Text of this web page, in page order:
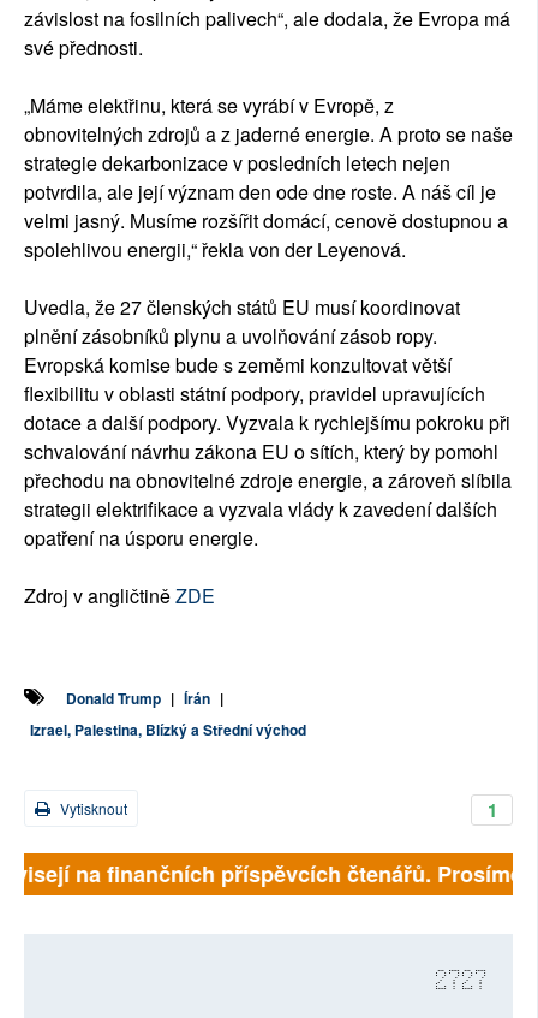
závislost na fosilních palivech“, ale dodala, že Evropa má
své přednosti.
„Máme elektřinu, která se vyrábí v Evropě, z
obnovitelných zdrojů a z jaderné energie. A proto se naše
strategie dekarbonizace v posledních letech nejen
potvrdila, ale její význam den ode dne roste. A náš cíl je
velmi jasný. Musíme rozšířit domácí, cenově dostupnou a
spolehlivou energii,“ řekla von der Leyenová.
Uvedla, že 27 členských států EU musí koordinovat
plnění zásobníků plynu a uvolňování zásob ropy.
Evropská komise bude s zeměmi konzultovat větší
flexibilitu v oblasti státní podpory, pravidel upravujících
dotace a další podpory. Vyzvala k rychlejšímu pokroku při
schvalování návrhu zákona EU o sítích, který by pomohl
přechodu na obnovitelné zdroje energie, a zároveň slíbila
strategii elektrifikace a vyzvala vlády k zavedení dalších
opatření na úsporu energie.
Zdroj v angličtiněZDE
Donald Trump | Írán |
Izrael, Palestina, Blízký a Střední východ
1
Vytisknout
na finančních příspěvcích čtenářů. Prosíme,
2727